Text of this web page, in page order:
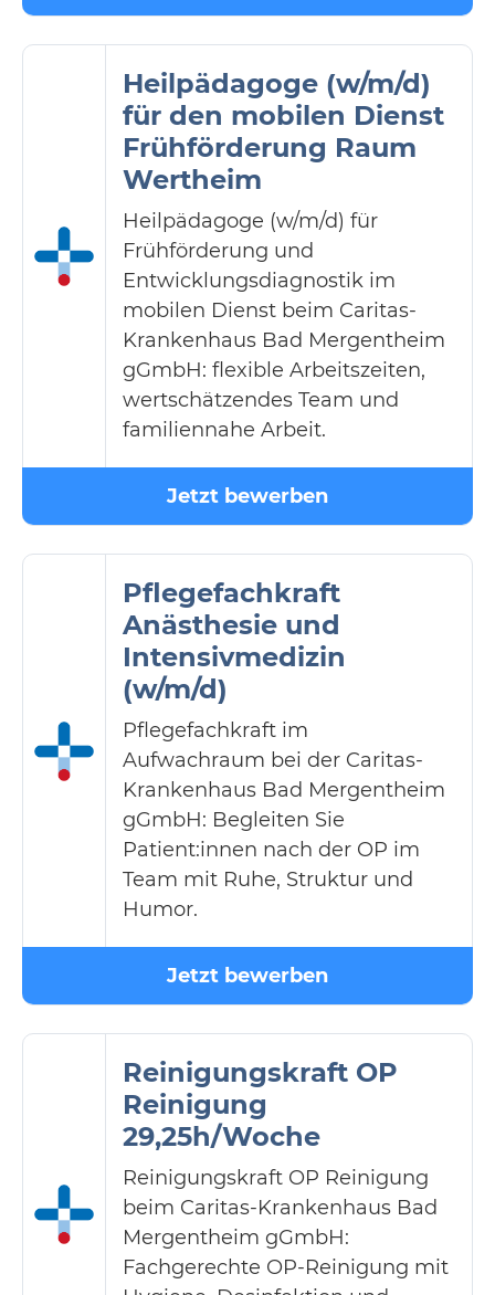
Heilpädagoge (w/m/d)
für den mobilen Dienst
Frühförderung Raum
Wertheim
Heilpädagoge (w/m/d) für
Frühförderung und
Entwicklungsdiagnostik im
mobilen Dienst beim Caritas-
Krankenhaus Bad Mergentheim
gGmbH: flexible Arbeitszeiten,
wertschätzendes Team und
familiennahe Arbeit.
Jetzt bewerben
Pflegefachkraft
Anästhesie und
Intensivmedizin
(w/m/d)
Pflegefachkraft im
Aufwachraum bei der Caritas-
Krankenhaus Bad Mergentheim
gGmbH: Begleiten Sie
Patient:innen nach der OP im
Team mit Ruhe, Struktur und
Humor.
Jetzt bewerben
Reinigungskraft OP
Reinigung
29,25h/Woche
Reinigungskraft OP Reinigung
beim Caritas-Krankenhaus Bad
Mergentheim gGmbH:
Fachgerechte OP-Reinigung mit